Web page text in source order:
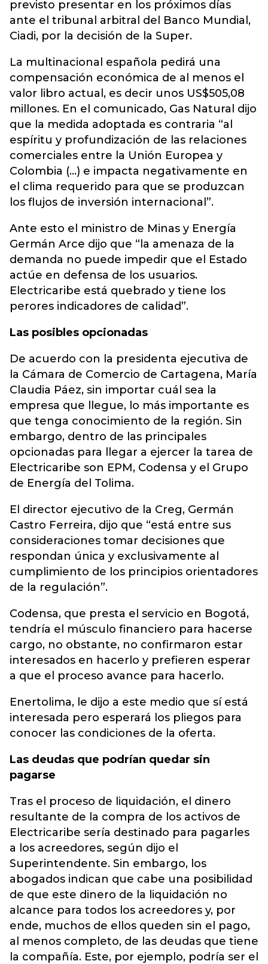
previsto presentar en los próximos días
ante el tribunal arbitral del Banco Mundial,
Ciadi, por la decisión de la Super.
La multinacional española pedirá una
compensación económica de al menos el
valor libro actual, es decir unos US$505,08
millones. En el comunicado, Gas Natural dijo
que la medida adoptada es contraria “al
espíritu y profundización de las relaciones
comerciales entre la Unión Europea y
Colombia (...) e impacta negativamente en
el clima requerido para que se produzcan
los flujos de inversión internacional”.
Ante esto el ministro de Minas y Energía
Germán Arce dijo que “la amenaza de la
demanda no puede impedir que el Estado
actúe en defensa de los usuarios.
Electricaribe está quebrado y tiene los
perores indicadores de calidad”.
Las posibles opcionadas
De acuerdo con la presidenta ejecutiva de
la Cámara de Comercio de Cartagena, María
Claudia Páez, sin importar cuál sea la
empresa que llegue, lo más importante es
que tenga conocimiento de la región. Sin
embargo, dentro de las principales
opcionadas para llegar a ejercer la tarea de
Electricaribe son EPM, Codensa y el Grupo
de Energía del Tolima.
El director ejecutivo de la Creg, Germán
Castro Ferreira, dijo que “está entre sus
consideraciones tomar decisiones que
respondan única y exclusivamente al
cumplimiento de los principios orientadores
de la regulación”.
Codensa, que presta el servicio en Bogotá,
tendría el músculo financiero para hacerse
cargo, no obstante, no confirmaron estar
interesados en hacerlo y prefieren esperar
a que el proceso avance para hacerlo.
Enertolima, le dijo a este medio que sí está
interesada pero esperará los pliegos para
conocer las condiciones de la oferta.
Las deudas que podrían quedar sin
pagarse
Tras el proceso de liquidación, el dinero
resultante de la compra de los activos de
Electricaribe sería destinado para pagarles
a los acreedores, según dijo el
Superintendente. Sin embargo, los
abogados indican que cabe una posibilidad
de que este dinero de la liquidación no
alcance para todos los acreedores y, por
ende, muchos de ellos queden sin el pago,
al menos completo, de las deudas que tiene
la compañía. Este, por ejemplo, podría ser el